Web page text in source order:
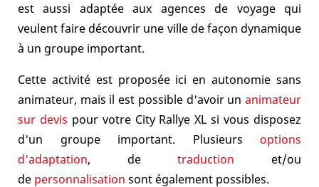
est aussi adaptée aux agences de voyage qui
veulent faire découvrir une ville de façon dynamique
à un groupe important.
Cette activité est proposée ici en autonomie sans
animateur, mais il est possible d'avoir un animateur
sur devis pour votre City Rallye XL si vous disposez
d'un groupe important. Plusieurs options
d'adaptation, detraduction et/ou
de personnalisation sont également possibles.